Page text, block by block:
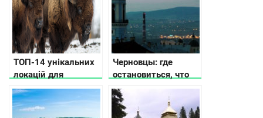
ТОП-14 унікальних
локацій для
подорожей
Україною: відкрий
дику сторону країни
Черновцы: где
остановиться, что
посмотреть, куда
пойти